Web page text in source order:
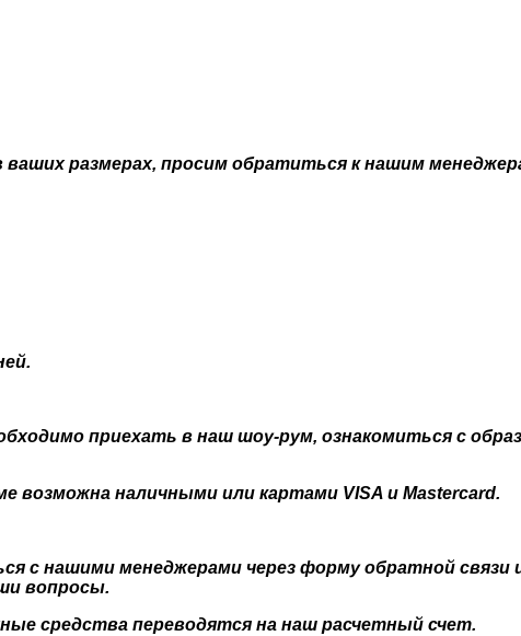
ваших размерах, просим обратиться к нашим
приехать в наш шоу-рум, ознакомиться с
возможна наличными или картами VISA и Mastercard.
с нашими менеджерами через форму обратной связи
вопросы.
средства переводятся на наш расчетный счет.